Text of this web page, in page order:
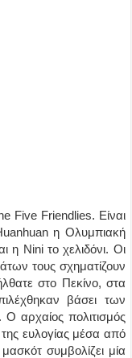
Five Friendlies. Είναι
η Ολυμπιακή
η Nini το χελιδόνι. Οι
τους σχηματίζουν
στο Πεκίνο, στα
βάσει των
αρχαίος πολιτισμός
ευλογίας μέσα από
συμβολίζει μία